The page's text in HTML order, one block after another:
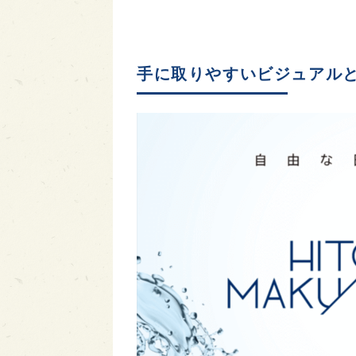
手に取りやすいビジュアル